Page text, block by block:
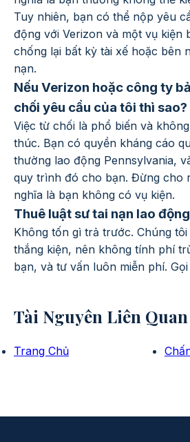
Tuy nhiên, bạn có thể nộp yêu
động với Verizon và một vụ kiện
chống lại bất kỳ tài xế hoặc bên
nạn.
Nếu Verizon hoặc công ty
chối yêu cầu của tôi thì sao?
Việc từ chối là phổ biến và
thúc. Bạn có quyền kháng cáo
thường lao động Pennsylvania,
quy trình đó cho bạn. Đừng cho
nghĩa là bạn không có vụ kiện.
Thuê luật sư tai nạn lao
Không tốn gì trả trước. Chúng
thắng kiện, nên không tính phí
bạn, và tư vấn luôn miễn phí.
Tài Nguyên Liên Quan
Trang Chủ